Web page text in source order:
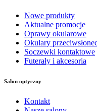
Nowe produkty
Aktualne promocje
Oprawy okularowe
Okulary
Soczewki kontaktowe
Futerały i akcesoria
Salon optyczny
Kontakt